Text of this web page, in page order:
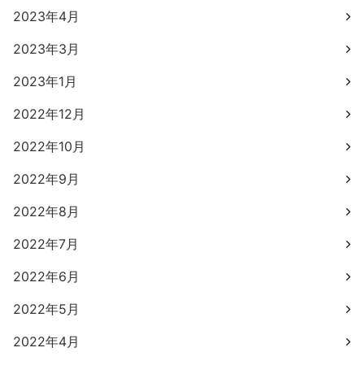
2023年4月
2023年3月
2023年1月
2022年12月
2022年10月
2022年9月
2022年8月
2022年7月
2022年6月
2022年5月
2022年4月